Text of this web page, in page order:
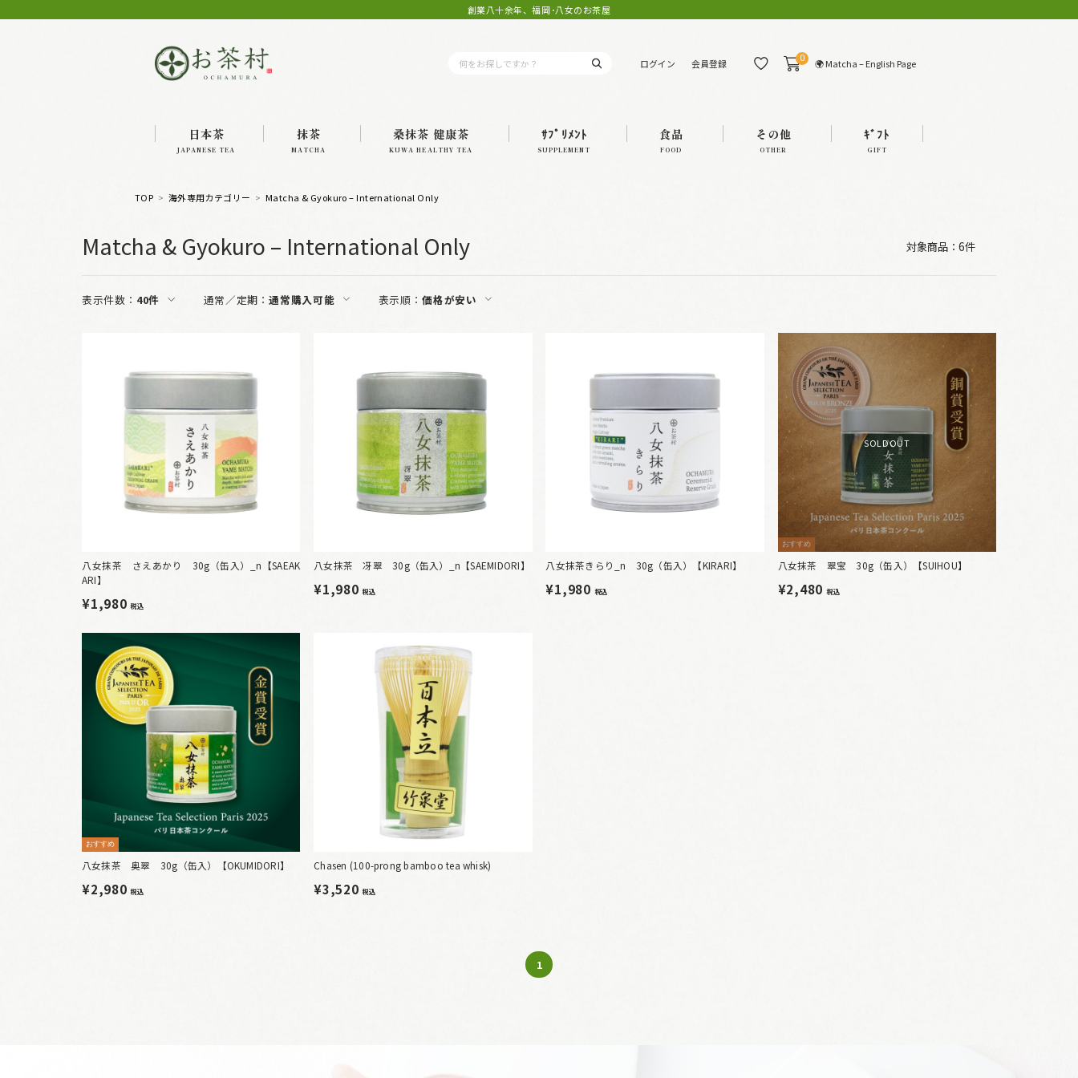
創業八十余年、福岡･八女のお茶屋
ログイン 会員登録 0 🌍 Matcha – English Page
日本茶
JAPANESE TEA
抹茶
MATCHA
桑抹茶 健康茶
KUWA HEALTHY TEA
ｻﾌﾟﾘﾒﾝﾄ
SUPPLEMENT
食品
FOOD
その他
OTHER
ｷﾞﾌﾄ
GIFT
TOP 海外専用カテゴリー Matcha & Gyokuro – International Only
Matcha & Gyokuro – International Only 対象商品：6件
表示件数： 40件 通常／定期：通常購入可能 表示順：価格が安い
八女抹茶 さえあかり 30g（缶入）_n【SAEAK
ARI】
¥1,980税込
八女抹茶 冴翠 30g（缶入）_n【SAEMIDORI】
¥1,980税込
八女抹茶きらり_n 30g（缶入）【KIRARI】
¥1,980 税込
SOLDOUT
おすすめ
八女抹茶 翠宝 30g（缶入）【SUIHOU】
¥2,480 税込
おすすめ
八女抹茶 奥翠 30g（缶入）【OKUMIDORI】
¥2,980税込
Chasen (100-prong bamboo tea whisk)
¥3,520税込
1